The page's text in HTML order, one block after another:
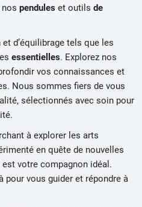
penduleset outils de
d’équilibrage tels que les
essentielles. Explorez nos
vos connaissances et
Nous sommes fiers de vous
sélectionnés avec soin pour
à explorer les arts
en quête de nouvelles
est votre compagnon idéal.
pour vous guider et répondre à